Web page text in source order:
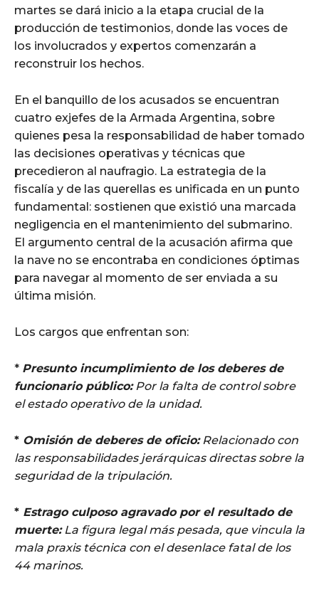
martes se dará inicio a la etapa crucial de la
producción de testimonios, donde las voces de
los involucrados y expertos comenzarán a
reconstruir los hechos.
En el banquillo de los acusados se encuentran
cuatro exjefes de la Armada Argentina, sobre
quienes pesa la responsabilidad de haber tomado
las decisiones operativas y técnicas que
precedieron al naufragio. La estrategia de la
fiscalía y de las querellas es unificada en un punto
fundamental: sostienen que existió una marcada
negligencia en el mantenimiento del submarino.
El argumento central de la acusación afirma que
la nave no se encontraba en condiciones óptimas
para navegar al momento de ser enviada a su
última misión.
Los cargos que enfrentan son:
* Presunto incumplimiento de los deberes de
funcionario público:Por la falta de control sobre
el estado operativo de la unidad.
* Omisión de deberes de oficio: Relacionado con
las responsabilidades jerárquicas directas sobre la
seguridad de la tripulación.
* Estrago culposo agravado por el resultado de
muerte: La figura legal más pesada, que vincula la
mala praxis técnica con el desenlace fatal de los
44 marinos.